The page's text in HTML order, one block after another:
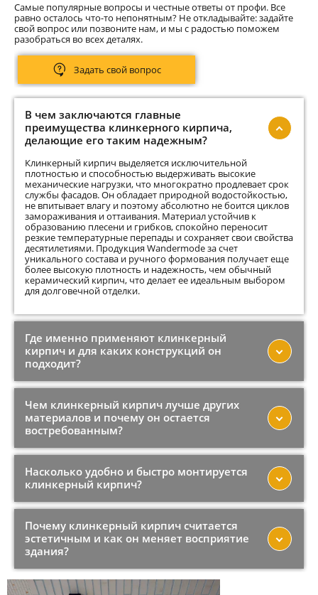
В чем заключаются главные
преимущества клинкерного кирпича,
делающие его таким надежным?
Клинкерный кирпич выделяется исключительной
плотностью и способностью выдерживать высокие
механические нагрузки, что многократно продлевает срок
службы фасадов. Он обладает природной водостойкостью,
не впитывает влагу и поэтому абсолютно не боится циклов
замораживания и оттаивания. Материал устойчив к
образованию плесени и грибков, спокойно переносит
резкие температурные перепады и сохраняет свои свойства
десятилетиями. Продукция Wandermode за счет
уникального состава и ручного формования получает еще
более высокую плотность и надежность, чем обычный
керамический кирпич, что делает ее идеальным выбором
для долговечной отделки.
Где именно применяют клинкерный
кирпич и для каких конструкций он
подходит?
Чем клинкерный кирпич лучше других
материалов и почему он остается
востребованным?
Насколько удобно и быстро монтируется
клинкерный кирпич?
Почему клинкерный кирпич считается
эстетичным и как он меняет восприятие
здания?
Самые популярные вопросы и честные ответы от профи. Все
равно осталось что-то непонятным? Не откладывайте: задайте
свой вопрос или позвоните нам, и мы с радостью поможем
разобраться во всех деталях.
Задать свой вопрос